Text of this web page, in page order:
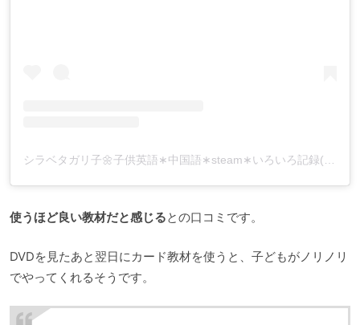
シラベタガリ子🌼子供英語∗中国語∗steam∗いろいろ記録(@shirabetagariko)がシェアした投稿
使うほど良い教材だと感じるとの口コミです。
DVDを見たあと翌日にカード教材を使うと、子どもがノリノリ
でやってくれるそうです。